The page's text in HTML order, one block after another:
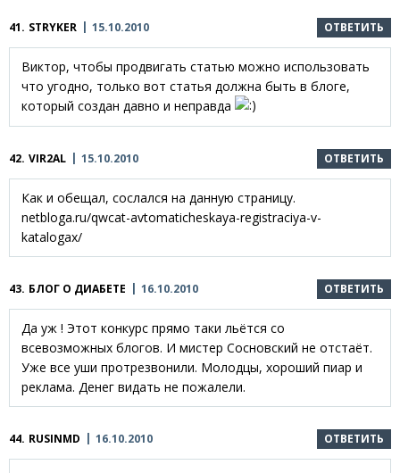
41. STRYKER 15.10.2010 ОТВЕТИТЬ
Виктор, чтобы продвигать статью можно использовать
что угодно, только вот статья должна быть в блоге,
который создан давно и неправда
42. VIR2AL 15.10.2010 ОТВЕТИТЬ
Как и обещал, сослался на данную страницу.
netbloga.ru/qwcat-avtomaticheskaya-registraciya-v-
katalogax/
43. БЛОГ О ДИАБЕТЕ 16.10.2010 ОТВЕТИТЬ
Да уж ! Этот конкурс прямо таки льётся со
всевозможных блогов. И мистер Сосновский не отстаёт.
Уже все уши протрезвонили. Молодцы, хороший пиар и
реклама. Денег видать не пожалели.
44. RUSINMD 16.10.2010 ОТВЕТИТЬ